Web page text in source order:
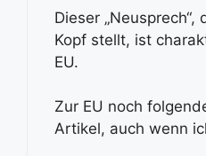
Dieser
Kopf stellt, ist
EU.
Zur EU noch
Artikel, auch wenn